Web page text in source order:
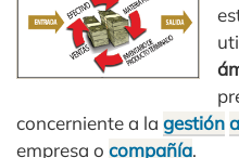
concerniente a la gestión
empresa o compañía.